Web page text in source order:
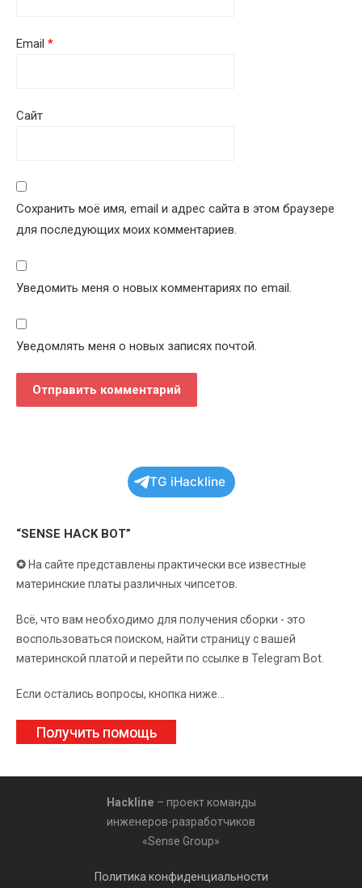
Email *
Сайт
Сохранить моё имя, email и адрес сайта в этом браузере
для последующих моих комментариев.
Уведомить меня о новых комментариях по email.
Уведомлять меня о новых записях почтой.
TG iHackline
“SENSE HACK BOT”
✪ На сайте представлены практически все известные
материнские платы различных чипсетов.
Всё, что вам необходимо для получения сборки - это
воспользоваться поиском, найти страницу с вашей
материнской платой и перейти по ссылке в Telegram Bot.
Если остались вопросы, кнопка ниже...
Получить помощь
Hackline – проект команды
инженеров-разработчиков
«Sense Group»
Политика конфиденциальности